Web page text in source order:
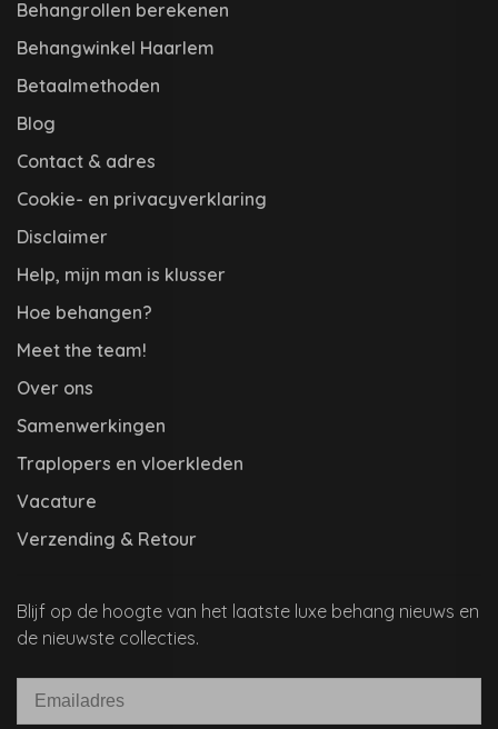
Behangrollen berekenen
Behangwinkel Haarlem
Betaalmethoden
Blog
Contact & adres
Cookie- en privacyverklaring
Disclaimer
Help, mijn man is klusser
Hoe behangen?
Meet the team!
Over ons
Samenwerkingen
Traplopers en vloerkleden
Vacature
Verzending & Retour
Blijf op de hoogte van het laatste luxe behang nieuws en
de nieuwste collecties.